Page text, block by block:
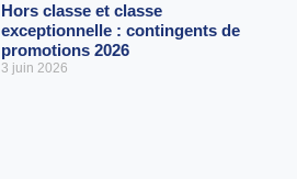
Hors classe et classe
exceptionnelle : contingents de
promotions 2026
3 juin 2026